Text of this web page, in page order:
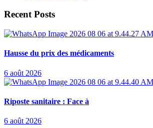
Recent Posts
Hausse du prix des médicaments
6 août 2026
Riposte sanitaire : Face à
6 août 2026